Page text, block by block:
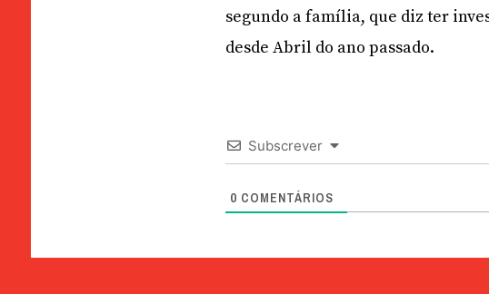
segundo a família, que diz ter
desde Abril do ano passado.
Subscrever
0 COMENTÁRIOS